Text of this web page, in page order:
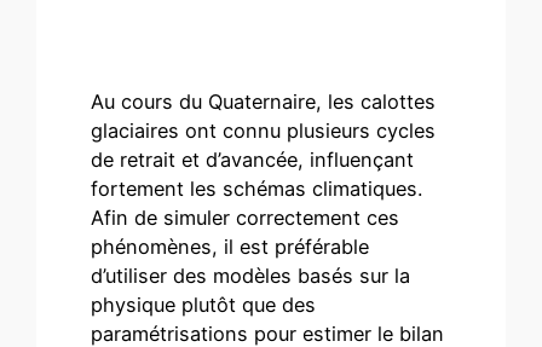
Au cours du Quaternaire, les calottes
glaciaires ont connu plusieurs cycles
de retrait et d’avancée, influençant
fortement les schémas climatiques.
Afin de simuler correctement ces
phénomènes, il est préférable
d’utiliser des modèles basés sur la
physique plutôt que des
paramétrisations pour estimer le bilan